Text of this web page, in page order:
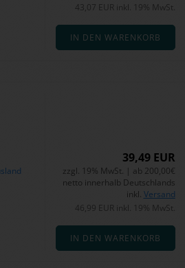
43,07 EUR inkl. 19% MwSt.
IN DEN WARENKORB
39,49 EUR
zzgl. 19% MwSt. | ab 200,00€
netto innerhalb Deutschlands
inkl. Versand
46,99 EUR inkl. 19% MwSt.
IN DEN WARENKORB